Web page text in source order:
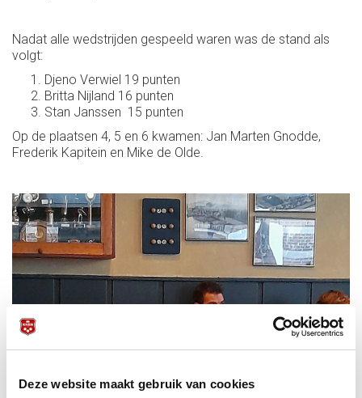
Deze website maakt gebruik van cookies
Nadat alle wedstrijden gespeeld waren was de stand als
volgt:
Djeno Verwiel 19 punten
Britta Nijland 16 punten
Stan Janssen 15 punten
Op de plaatsen 4, 5 en 6 kwamen: Jan Marten Gnodde,
Frederik Kapitein en Mike de Olde.